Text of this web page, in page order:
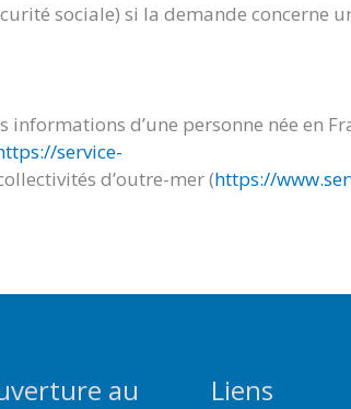
sociale) si la demande concerne
d’une personne née en
service-
d’outre-mer (https://
au
Liens